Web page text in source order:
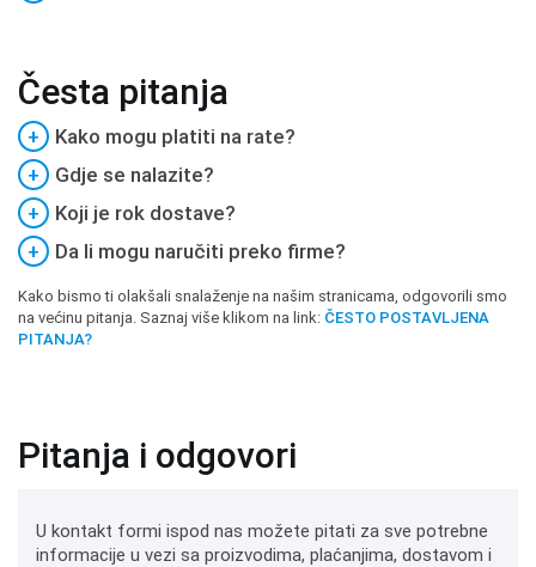
Česta pitanja
+
Kako mogu platiti na rate?
+
Gdje se nalazite?
+
Koji je rok dostave?
+
Da li mogu naručiti preko firme?
Kako bismo ti olakšali snalaženje na našim stranicama, odgovorili smo
na većinu pitanja. Saznaj više klikom na link: ČESTO POSTAVLJENA
PITANJA?
Pitanja i odgovori
U kontakt formi ispod nas možete pitati za sve potrebne
informacije u vezi sa proizvodima, plaćanjima, dostavom i